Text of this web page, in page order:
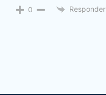
0 Responder